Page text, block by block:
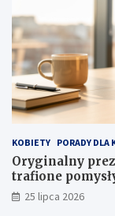
KOBIETY PORADY DLA
Oryginalny
trafione
25 lipca 2026